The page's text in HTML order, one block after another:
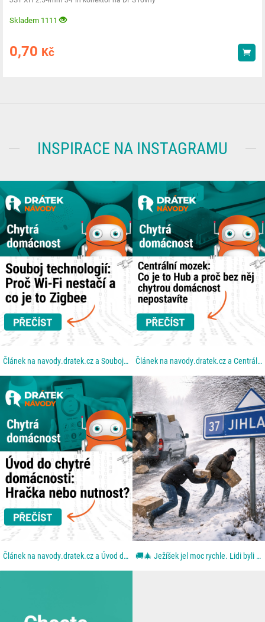
Skladem 1111
0,70 Kč
INSPIRACE NA INSTAGRAMU
Článek na navody.dratek.cz a Souboj technologií: Proč Wi-Fi nestačí a co je to Zigbee. Odkaz také v... Článek na navody.dratek.cz a Centrální mozek: Co je to Hub a proč bez něj chytrou domácnost...
Článek na navody.dratek.cz a Úvod do chytré domácnosti. Odkaz také v BIO.... 🚚🎄 Ježíšek jel moc rychle. Lidi byli ještě rychlejší. Aneb: když se blbě zavřou dveře. Z dodávky...